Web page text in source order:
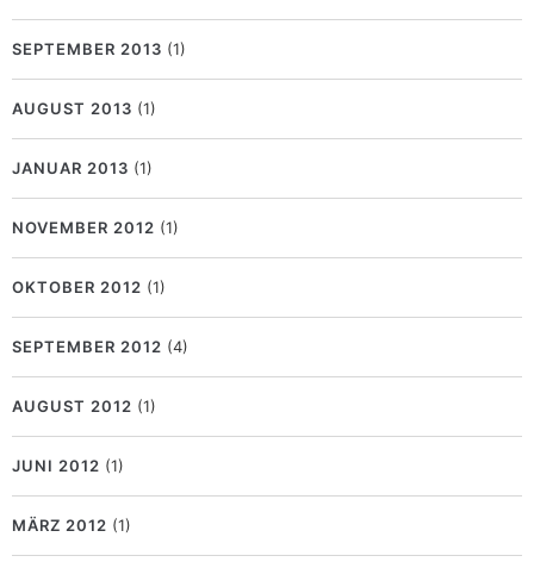
SEPTEMBER 2013 (1)
AUGUST 2013 (1)
JANUAR 2013 (1)
NOVEMBER 2012 (1)
OKTOBER 2012 (1)
SEPTEMBER 2012 (4)
AUGUST 2012 (1)
JUNI 2012 (1)
MÄRZ 2012 (1)